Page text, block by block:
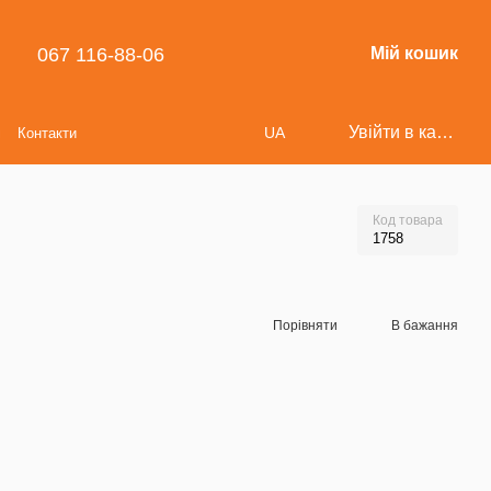
067 116-88-06 Мій кошик
Контакти UA Увійти в кабінет
Код товара
1758
Порівняти В бажання